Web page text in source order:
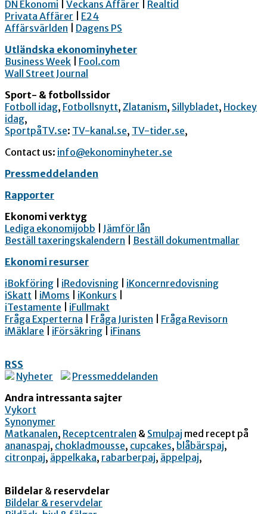
DN Ekonomi
Veckans Affärer
Realtid
Privata Affärer
E24
Affärsvärlden
Dagens PS
Utländska ekonominyheter
Business Week
Fool.com
Wall Street Journal
Sport- & fotbollssidor
Fotboll idag, Fotbollsnytt, Zlatanism, Sillybladet, Hockey
idag,
SportpåTV.se: TV-kanal.se, TV-tider.se,
Contact us: info@ekonominyheter.se
Pressmeddelanden
Rapporter
Ekonomi verktyg
Lediga ekonomijobb
Jämför lån
Beställ taxeringskalendern
Beställ dokumentmallar
Ekonomi resurser
iBokföring
iRedovisning
iKoncernredovisning
iSkatt
iMoms iKonkurs
iTestamente
iFullmakt
Fråga Experterna
Fråga Juristen
Fråga Revisorn
iMäklare
iFörsäkring iFinans
RSS
Nyheter
Pressmeddelanden
Andra intressanta sajter
Vykort
Synonymer
Matkanalen, Receptcentralen & Smulpaj med recept på
ananaspaj, chokladmousse, cupcakes, blåbärspaj,
citronpaj, äppelkaka, rabarberpaj, äppelpaj,
Bildelar & reservdelar
Bildelar & reservdelar